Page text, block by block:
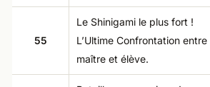
55
Le Shinigami le plus fort !
L’Ultime Confrontation entre
maître et élève.